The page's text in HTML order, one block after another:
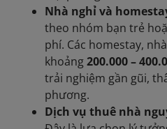
Nhà nghỉ và
theo nhóm bạn trẻ
phí. Các homestay,
khoảng200.000 –
trải nghiệm gần gũi,
phương.
Dịch vụ thuê nhà